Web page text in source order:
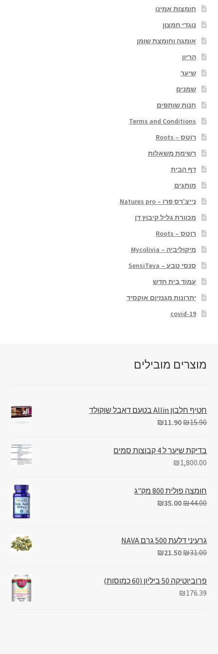
חומצות אמינו
נוגדי חמצון
אומגה וחומצת שומן
הריון
שיער
שמנים
חנות שותפים
Terms and Conditions
רוטס – Roots
רשימת משאלות
דף הבית
מותגים
נייצ'רס פרו – Natures pro
מכוורת גליל קיבוץ דן
רוטס – Roots
מיקוליביה – Mycolivia
סנסי טבע – SensiTeva
עמוד בית חדש
יתרונות מגנזיום אוקסיד
covid-19
מוצרים מובילים
חטיף חלבון Allin בטעם דאבל שוקולד
₪15.90
₪11.90
בדיקת שיער ל 4 קבוצות סמים
₪1,800.00
חומצה פולית 800 מק"ג
₪44.00
₪35.00
גרעיני דלעת 500 גרם NAVA
₪31.00
₪21.50
פרוביוטיקה 50 ביליון (60 כמוסות)
₪176.39